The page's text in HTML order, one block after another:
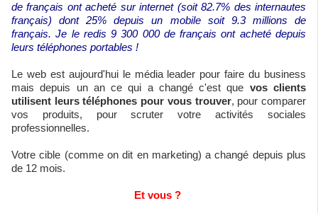
de français ont acheté sur internet (soit 82.7% des internautes
français) dont 25% depuis un mobile soit 9.3 millions de
français. Je le redis 9 300 000 de français ont acheté depuis
leurs téléphones portables !
Le web est aujourd'hui le média leader pour faire du business
mais depuis un an ce qui a changé c'est que vos clients
utilisent leurs téléphones pour vous trouver, pour comparer
vos produits, pour scruter votre activités sociales
professionnelles.
Votre cible (comme on dit en marketing) a changé depuis plus
de 12 mois.
Et vous ?